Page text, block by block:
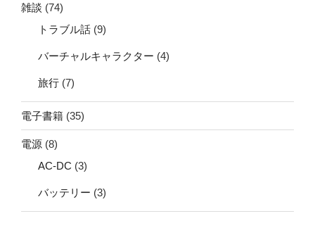
雑談 (74)
トラブル話 (9)
バーチャルキャラクター (4)
旅行 (7)
電子書籍 (35)
電源 (8)
AC-DC (3)
バッテリー (3)